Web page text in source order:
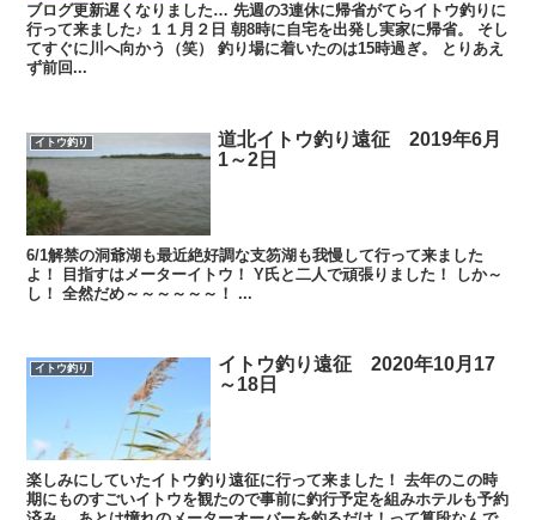
ブログ更新遅くなりました… 先週の3連休に帰省がてらイトウ釣りに
行って来ました♪ １１月２日 朝8時に自宅を出発し実家に帰省。 そし
てすぐに川へ向かう（笑） 釣り場に着いたのは15時過ぎ。 とりあえ
ず前回...
イトウ釣り
道北イトウ釣り遠征 2019年6月
1～2日
6/1解禁の洞爺湖も最近絶好調な支笏湖も我慢して行って来ました
よ！ 目指すはメーターイトウ！ Y氏と二人で頑張りました！ しか～
し！ 全然だめ～～～～～～！ ...
イトウ釣り
イトウ釣り遠征 2020年10月17
～18日
楽しみにしていたイトウ釣り遠征に行って来ました！ 去年のこの時
期にものすごいイトウを観たので事前に釣行予定を組みホテルも予約